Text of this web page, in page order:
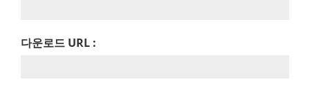
다운로드 URL :